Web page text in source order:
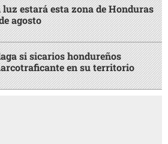
estará esta zona de Honduras
agosto
si sicarios hondureños
en su territorio